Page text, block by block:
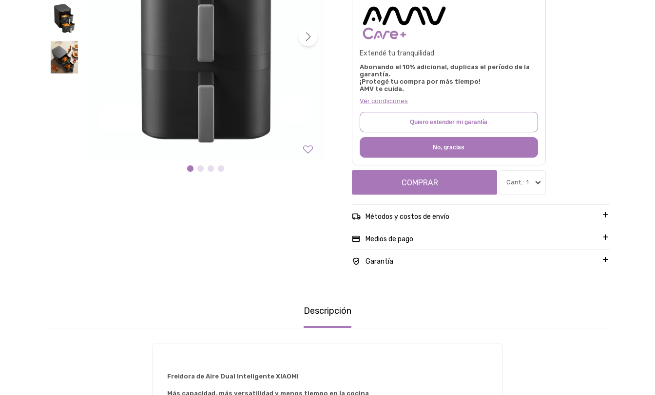
Extendé tu tranquilidad
Abonando el 10% adicional, duplicas el período de la
garantía.
¡Protegé tu compra por más tiempo!
AMV te cuida.
Ver condiciones
Quiero extender mi garantía
No, gracias
1
COMPRAR
Métodos y costos de envío
Medios de pago
Garantía
Descripción
Freidora de Aire Dual Inteligente XIAOMI
Más capacidad, más versatilidad y menos tiempo en la cocina